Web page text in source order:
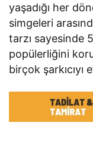
yaşadığı her
simgeleri
tarzı sayesinde
popülerliğini
birçok şarkıcıyı